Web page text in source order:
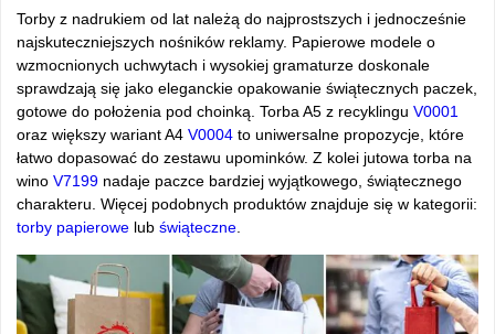
Torby z nadrukiem od lat należą do najprostszych i jednocześnie
najskuteczniejszych nośników reklamy. Papierowe modele o
wzmocnionych uchwytach i wysokiej gramaturze doskonale
sprawdzają się jako eleganckie opakowanie świątecznych paczek,
gotowe do położenia pod choinką. Torba A5 z recyklingu V0001
oraz większy wariant A4 V0004 to uniwersalne propozycje, które
łatwo dopasować do zestawu upominków. Z kolei jutowa torba na
wino V7199 nadaje paczce bardziej wyjątkowego, świątecznego
charakteru. Więcej podobnych produktów znajduje się w kategorii:
torby papierowe lub świąteczne